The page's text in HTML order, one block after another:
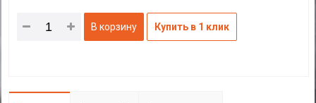
В корзину Купить в 1 клик